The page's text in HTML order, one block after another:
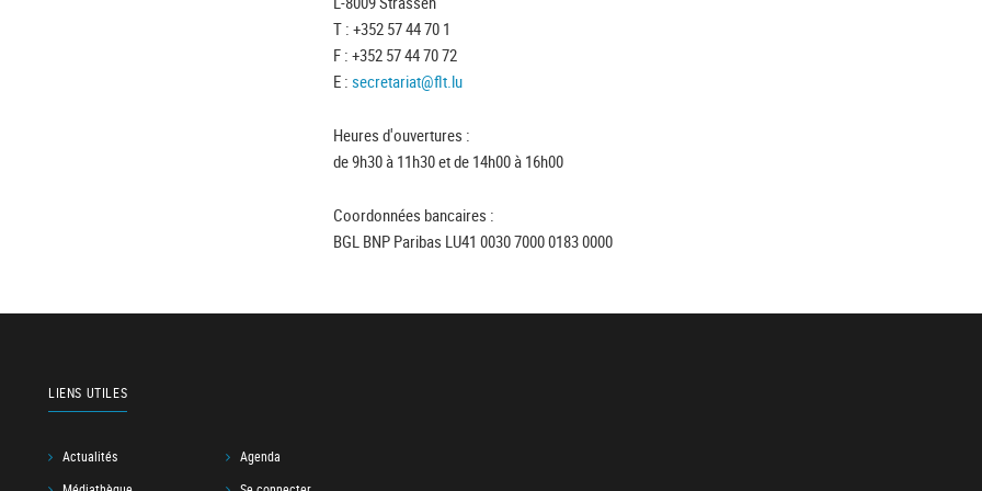
T : +352 57 44 70 1
F : +352 57 44 70 72
E : secretariat@flt.lu
Heures d'ouvertures :
de 9h30 à 11h30 et de 14h00 à 16h00
Coordonnées bancaires :
BGL BNP Paribas LU41 0030 7000 0183 0000
LIENS UTILES
Actualités
Agenda